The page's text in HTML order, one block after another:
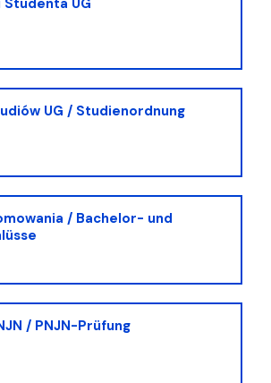
UG / Studienordnung
/ Bachelor- und
/ PNJN-Prüfung